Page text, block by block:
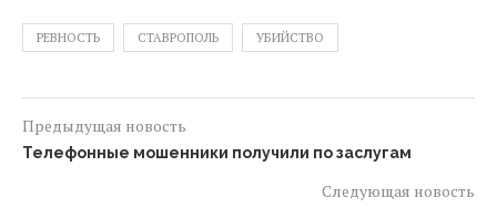
РЕВНОСТЬ СТАВРОПОЛЬ УБИЙСТВО
Предыдущая новость
Телефонные мошенники получили по заслугам
Следующая новость